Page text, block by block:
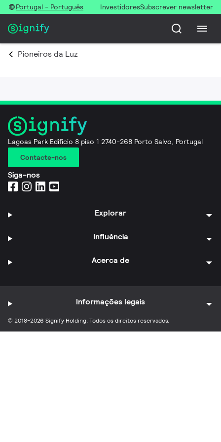
Portugal - Português InvestidoresSubscrever newsletter
Pioneiros da Luz
Lagoas Park Edifício 8 piso 1 2740-268 Porto Salvo, Portugal
Contacte-nos
Siga-nos
Explorar
Influência
Acerca de
© 2018-2026 Signify Holding. Todos os direitos reservados.
Informações legais